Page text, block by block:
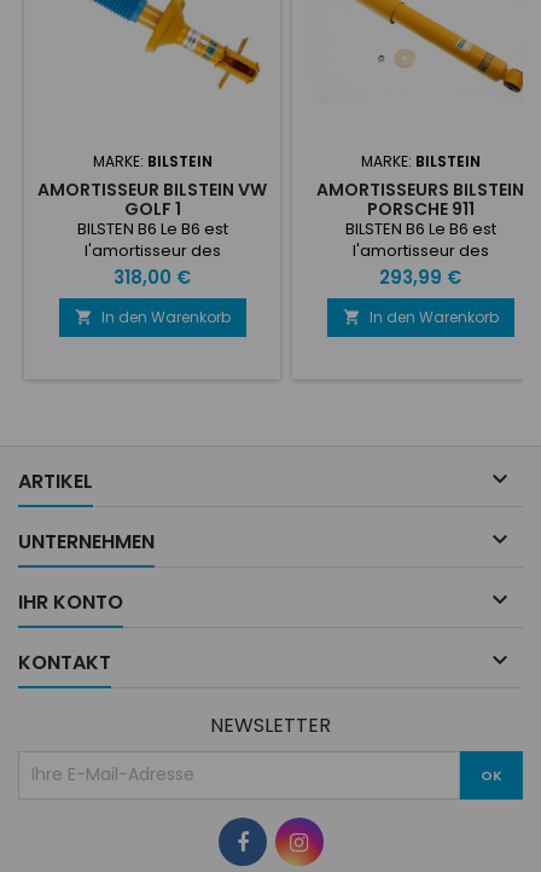
MARKE: BILSTEIN
AMORTISSEUR BILSTEIN VW
GOLF 1
BILSTEN B6 Le B6 est
l'amortisseur des
conducteurs sportifs qui
privilégient la
discrétion.Excellent guidage
des trains, efficacité
sur le plan de la sécurité. Par
rapport à la configuration
d’origine,...
Preis
318,00 €
 In den Warenkorb
MARKE: BILSTEIN
AMORTISSEURS BILSTEIN
PORSCHE 911
BILSTEN B6 Le B6 est
l'amortisseur des
conducteurs sportifs qui
privilégient la
discrétion.Excellent guidage
des trains, efficacité
sur le plan de la sécurité. Par
Preis
293,99 €
 In den Warenkorb
ARTIKEL 
UNTERNEHMEN 
IHR KONTO 
KONTAKT 
NEWSLETTER